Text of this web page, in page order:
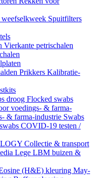
Spuitfilters
Vierkante petrischalen
Prikkers Kalibratie-
droog Flocked swabs
voedings- & farma-
& farma-industrie Swabs
COVID-19 testen /
Collectie & transport
Lege LBM buizen &
(H&E) kleuring May-